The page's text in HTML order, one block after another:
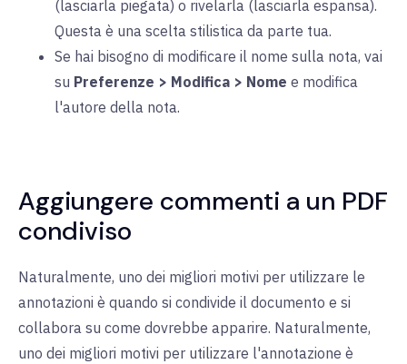
(lasciarla piegata) o rivelarla (lasciarla espansa).
Questa è una scelta stilistica da parte tua.
Se hai bisogno di modificare il nome sulla nota, vai
su Preferenze > Modifica > Nome e modifica
l'autore della nota.
Aggiungere commenti a un PDF
condiviso
Naturalmente, uno dei migliori motivi per utilizzare le
annotazioni è quando si condivide il documento e si
collabora su come dovrebbe apparire. Naturalmente,
uno dei migliori motivi per utilizzare l'annotazione è